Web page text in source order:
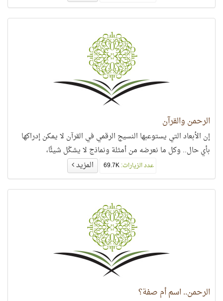
الرحمن والقرآن
إن الأبعاد التي يستوعبها النسيج الرقمي في القرآن لا يمكن إدراكها
بأي حال.. وكل ما نعرضه من أمثلة ونماذج لا يشكّل شيئًا،
عدد الزيارات:69.7K المزيد
الرحمن.. اسم أم صفة؟